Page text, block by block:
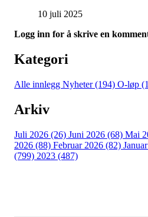
10 juli 2025
Logg inn for å skrive en
Kategori
Alle innlegg Nyheter (194) O-løp
Arkiv
Juli 2026 (26) Juni 2026 (68) Mai
2026 (88) Februar 2026 (82)
(799) 2023 (487)